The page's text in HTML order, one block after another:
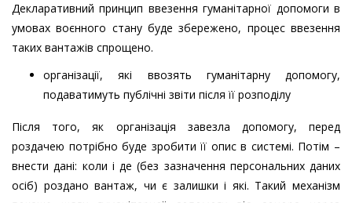
Декларативний принцип ввезення гуманітарної допомоги в
умовах воєнного стану буде збережено, процес ввезення
таких вантажів спрощено.
організації, які ввозять гуманітарну допомогу,
подаватимуть публічні звіти після її розподілу
Після того, як організація завезла допомогу, перед
роздачею потрібно буде зробити її опис в системі. Потім –
внести дані: коли і де (без зазначення персональних даних
осіб) роздано вантаж, чи є залишки і які. Такий механізм